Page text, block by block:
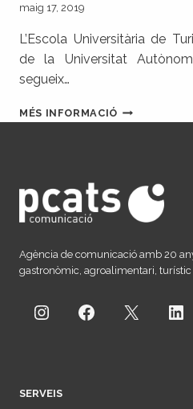
maig 17, 2019
L’Escola Universitària de
de la Universitat
segueix…
MÉS INFORMACIÓLA
UAB
LA
FORMACIÓ
EN
Agència de comunicació amb 20
gastronòmic, agroalimentari, turístic
InstagramFacebook
X
SERVEIS